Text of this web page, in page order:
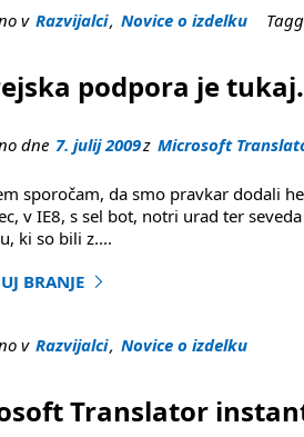
v Razvijalci, Novice o izdelku
podpora je
dne 7. julij 2009z Microsoft
sporočam, da smo pravkar dodali
v IE8, s sel bot, notri urad ter
ki so bili z....
BRANJE
podpora je tukaj. Kaj hočeš
v Razvijalci, Novice o izdelku
Translator